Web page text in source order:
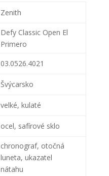
Zenith
Defy Classic Open El
Primero
03.0526.4021
Švýcarsko
velké, kulaté
ocel, safírové sklo
chronograf, otočná
luneta, ukazatel
nátahu